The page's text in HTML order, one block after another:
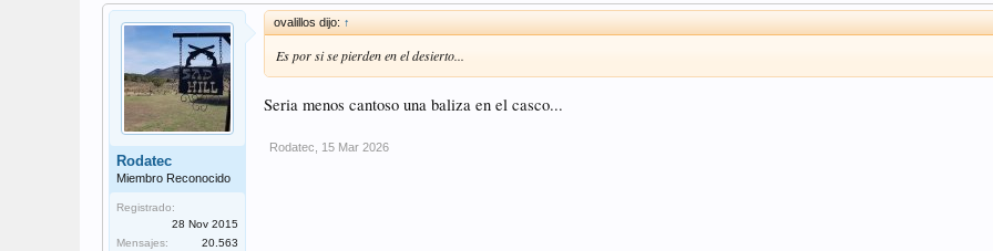
Rodatec
Miembro Reconocido
Registrado:
28 Nov 2015
Mensajes:
20.563
ovalillos dijo: ↑
Es por si se pierden en el desierto...
Seria menos cantoso una baliza en el casco...
Rodatec 15 Mar 2026